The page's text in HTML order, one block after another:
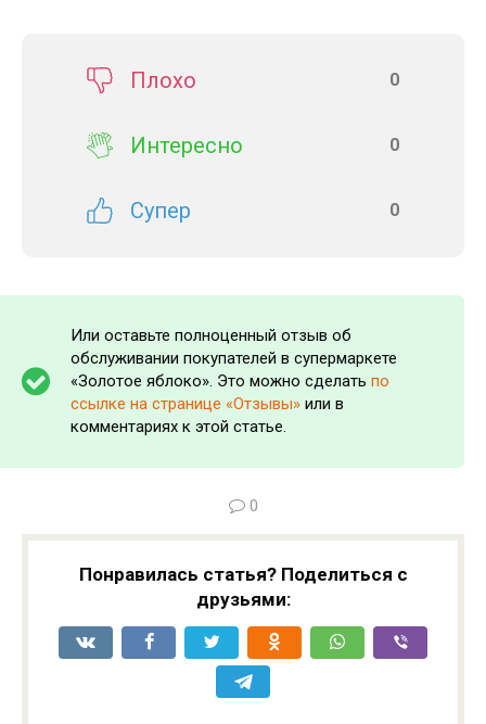
Плохо 0
Интересно 0
Супер 0
Или оставьте полноценный отзыв об
обслуживании покупателей в супермаркете
«Золотое яблоко». Это можно сделать по
ссылке на странице «Отзывы» или в
комментариях к этой статье.
0
Понравилась статья? Поделиться с
друзьями: